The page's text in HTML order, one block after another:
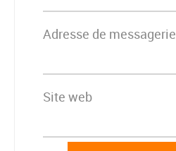
Adresse de messagerie
Site web